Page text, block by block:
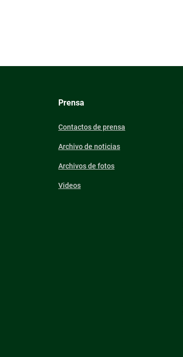
Prensa
Contactos de prensa
Archivo de noticias
Archivos de fotos
Videos